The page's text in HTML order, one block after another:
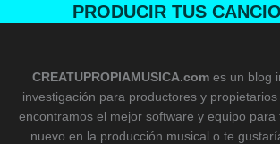
PRODUCIR TUS
CREATUPROPIAMUSICA.comes un blog
investigación para productores y
encontramos el mejor software y equipo para
nuevo en la producción musical o te